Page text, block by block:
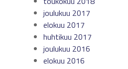
joulukuu 2017
elokuu 2017
huhtikuu 2017
joulukuu 2016
elokuu 2016